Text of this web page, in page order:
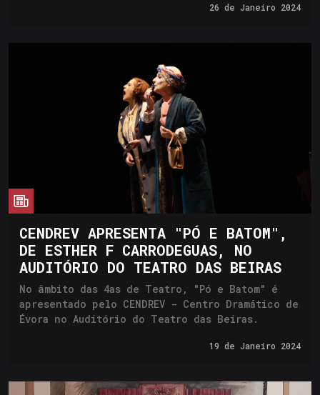
26 de Janeiro 2024
CENDREV APRESENTA "PÓ E BATOM",
DE ESTHER F CARRODEGUAS, NO
AUDITÓRIO DO TEATRO DAS BEIRAS
No âmbito das 4as de Teatro, "Pó e Batom" é
apresentado pelo CENDREV - Centro Dramático de
Évora no Auditório do Teatro das Beiras.
19 de Janeiro 2024